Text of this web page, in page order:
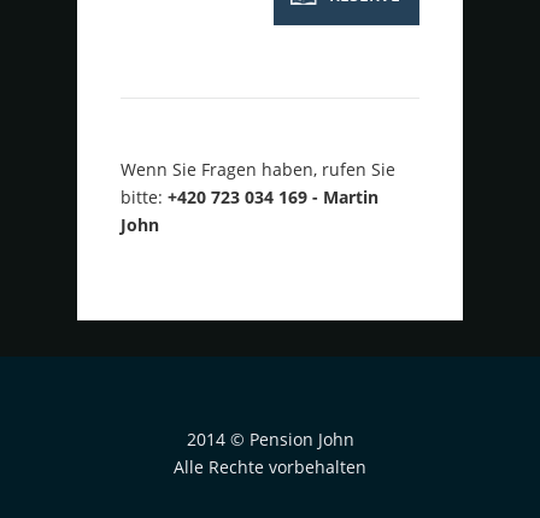
Wenn Sie Fragen haben, rufen Sie
bitte: +420 723 034 169 - Martin
John
2014 © Pension John
Alle Rechte vorbehalten